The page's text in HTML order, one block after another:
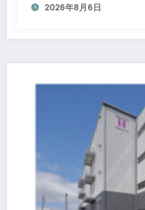
2026年8月6日